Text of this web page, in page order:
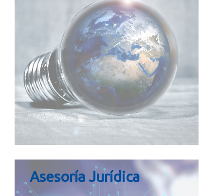
Asesoría Jurídica